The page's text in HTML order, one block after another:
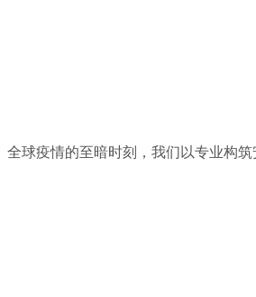
全球疫情的至暗时刻，我们以专业构